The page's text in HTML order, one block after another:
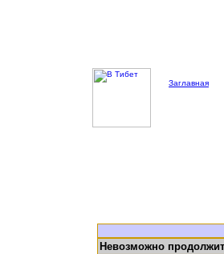
Заглавная
Невозможно